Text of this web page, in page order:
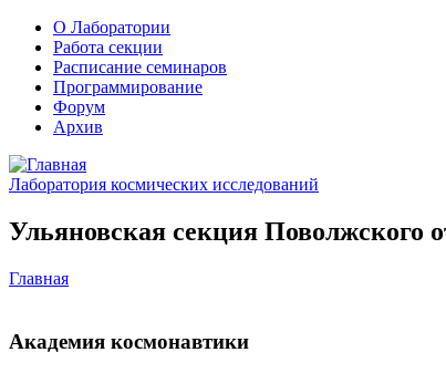
О Лаборатории
Работа секции
Расписание семинаров
Программирование
Форум
Архив
Лаборатория космических исследований
Ульяновская секция Поволжского
Главная
Академия космонавтики